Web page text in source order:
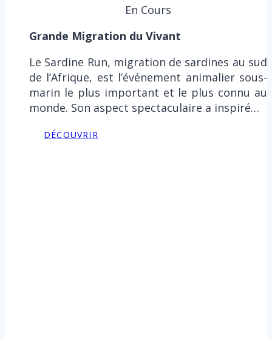
En Cours
Grande Migration du Vivant
Le Sardine Run, migration de sardines au sud
de l’Afrique, est l’événement animalier sous-
marin le plus important et le plus connu au
monde. Son aspect spectaculaire a inspiré…
DÉCOUVRIR